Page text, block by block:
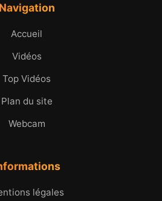
Navigation
Accueil
Vidéos
Top Vidéos
Plan du site
Webcam
légales